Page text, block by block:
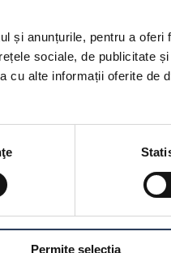
și anunțurile, pentru a
sociale, de publicitate
cu alte informații oferite de
Permite selecția